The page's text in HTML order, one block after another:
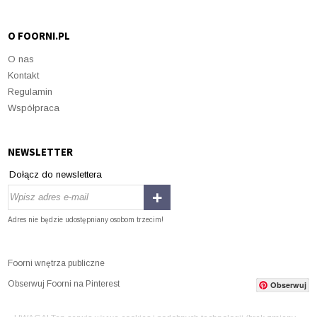
O FOORNI.PL
O nas
Kontakt
Regulamin
Współpraca
NEWSLETTER
Dołącz do newslettera
Adres nie będzie udostępniany osobom trzecim!
Foorni wnętrza publiczne
Obserwuj Foorni na Pinterest Obserwuj